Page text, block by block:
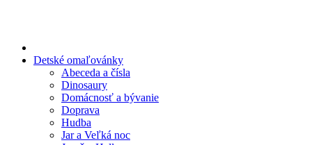
Detské omaľovánky
Abeceda a čísla
Dinosaury
Domácnosť a bývanie
Doprava
Hudba
Jar a Veľká noc